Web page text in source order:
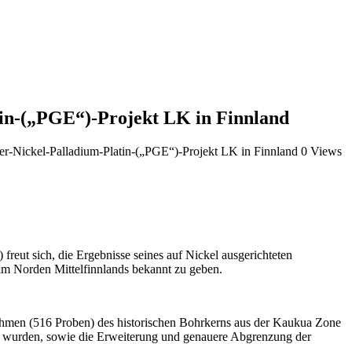
(„PGE“)-Projekt LK in Finnland
Nickel-Palladium-Platin-(„PGE“)-Projekt LK in Finnland 0 Views
sich, die Ergebnisse seines auf Nickel ausgerichteten
Norden Mittelfinnlands bekannt zu geben.
(516 Proben) des historischen Bohrkerns aus der Kaukua Zone
sowie die Erweiterung und genauere Abgrenzung der